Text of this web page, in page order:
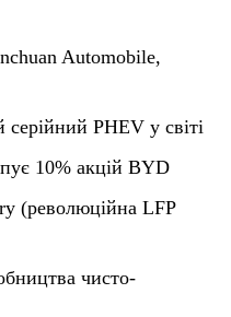
Automobile,
PHEV у світі
10% акцій BYD
(революційна LFP
чисто-